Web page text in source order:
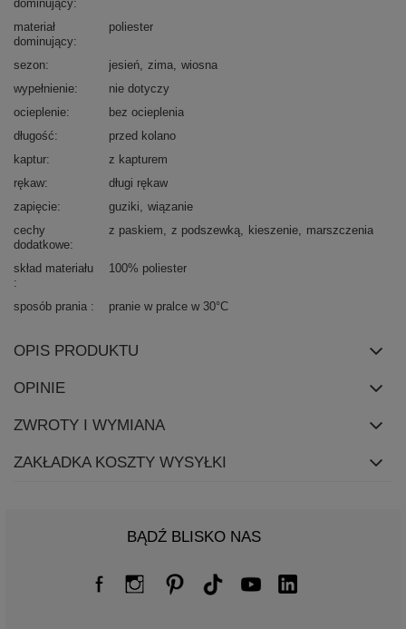
dominujący
materiał
dominujący
poliester
sezon jesień zima wiosna
wypełnienie
nie dotyczy
ocieplenie
bez ocieplenia
długość
przed kolano
kaptur
z kapturem
rękaw
długi rękaw
zapięcie
guziki
wiązanie
cechy
dodatkowe
z paskiem z podszewką kieszenie marszczenia
skład materiału 100% poliester
sposób prania pranie w pralce w 30°C
OPIS PRODUKTU
OPINIE
ZWROTY I WYMIANA
ZAKŁADKA KOSZTY WYSYŁKI
BĄDŹ BLISKO NAS